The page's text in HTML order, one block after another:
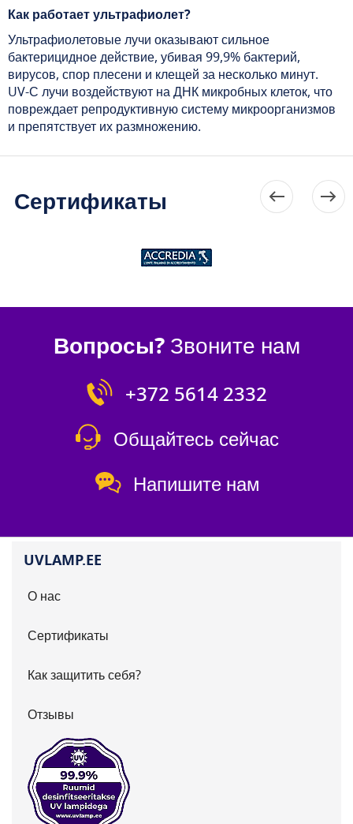
Как работает ультрафиолет?
Ультрафиолетовые лучи оказывают сильное
бактерицидное действие, убивая 99,9% бактерий,
вирусов, спор плесени и клещей за несколько минут.
UV-С лучи воздействуют на ДНК микробных клеток, что
повреждает репродуктивную систему микроорганизмов
и препятствует их размножению.
Сертификаты
Вопросы?Звоните нам
+372 5614 2332
Общайтесь сейчас
Напишите нам
UVLAMP.EE
О нас
Сертификаты
Как защитить себя?
Отзывы